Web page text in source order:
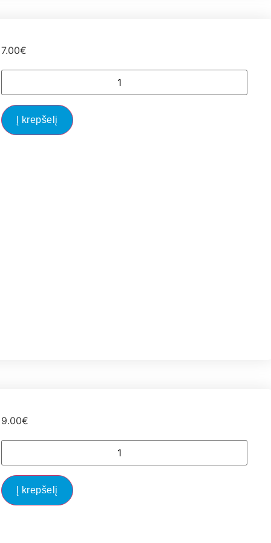
7.00€
Į krepšelį
9.00€
Į krepšelį